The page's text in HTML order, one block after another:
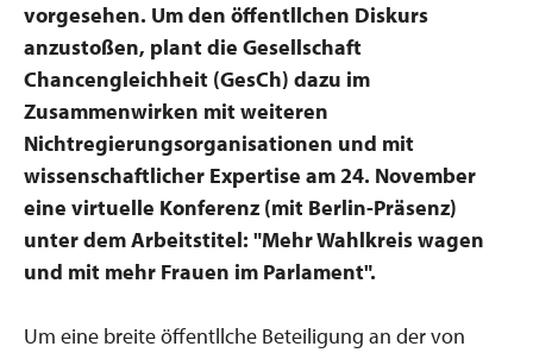
vorgesehen. Um den öffentllchen Diskurs
anzustoßen, plant die Gesellschaft
Chancengleichheit (GesCh) dazu im
Zusammenwirken mit weiteren
Nichtregierungsorganisationen und mit
wissenschaftlicher Expertise am 24. November
eine virtuelle Konferenz (mit Berlin-Präsenz)
unter dem Arbeitstitel: "Mehr Wahlkreis wagen
und mit mehr Frauen im Parlament".
Um eine breite öffentllche Beteiligung an der von